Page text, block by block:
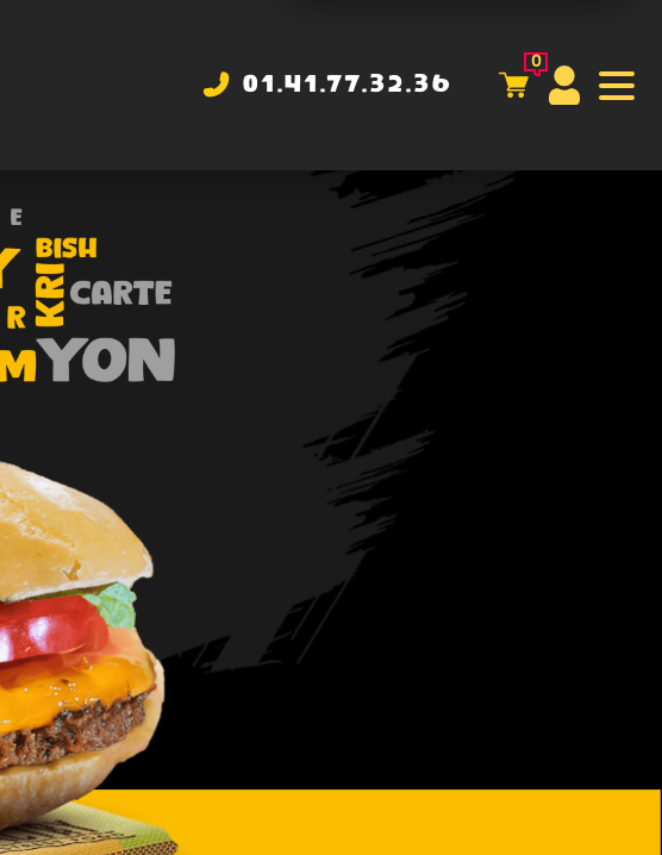
01.41.77.32.36
0